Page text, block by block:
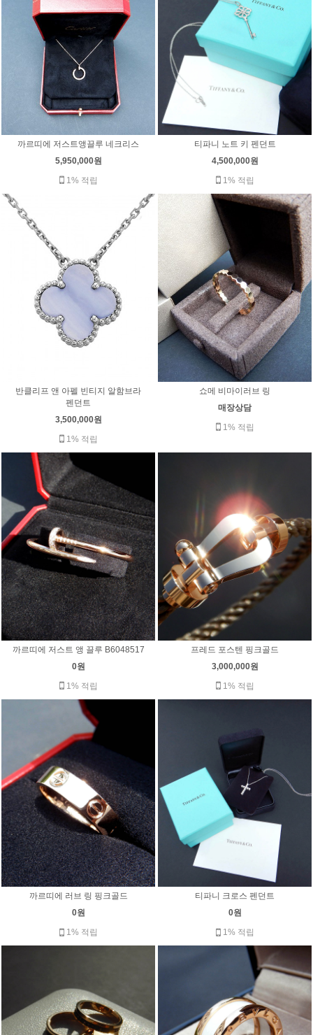
까르띠에 저스트앵끌루 네크리스
5,950,000원
1% 적립
티파니 노트 키 펜던트
4,500,000원
1% 적립
반클리프 앤 아펠 빈티지 알함브라
펜던트
3,500,000원
1% 적립
쇼메 비마이러브 링
매장상담
1% 적립
까르띠에 저스트 앵 끌루 B6048517
0원
1% 적립
프레드 포스텐 핑크골드
3,000,000원
1% 적립
까르띠에 러브 링 핑크골드
0원
1% 적립
티파니 크로스 펜던트
0원
1% 적립